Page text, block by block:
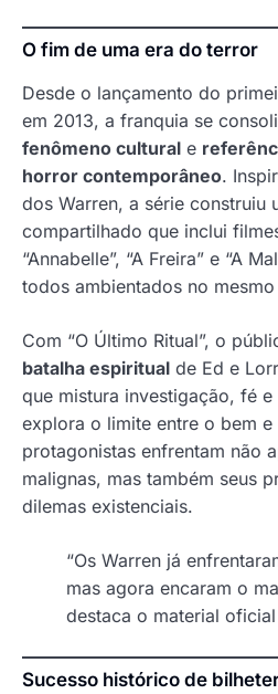
O fim de uma era do terror
Desde o lançamento do
em 2013, a franquia se
fenômeno cultural e
horror contemporâneo.
dos Warren, a série construiu
compartilhado que inclui
“Annabelle”, “A Freira” e “A
todos ambientados no
Com “O Último Ritual”, o
batalha espiritual de Ed e
que mistura investigação, fé
explora o limite entre o bem
protagonistas enfrentam não
malignas, mas também seus
dilemas existenciais.
“Os Warren já
mas agora encaram o
destaca o material
Sucesso histórico de